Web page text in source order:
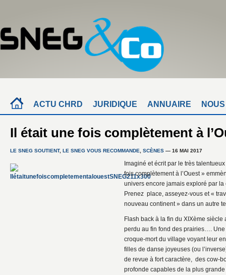
ACTU CHRD JURIDIQUE ANNUAIRE
Il était une fois complètement à
LE SNEG SOUTIENT, LE SNEG VOUS RECOMMANDE SCÈNES — 16 MAI 2017
Imaginé et écrit par le très
fois complètement à l’Ouest »
univers encore jamais exploré par
Prenez place, asseyez-vous et «
nouveau continent » dans un autre
Flash back à la fin du XIXème
perdu au fin fond des prairies….
croque-mort du village voyant leur
filles de danse joyeuses (ou
de revue à fort caractère, des cow-
profonde capables de la plus